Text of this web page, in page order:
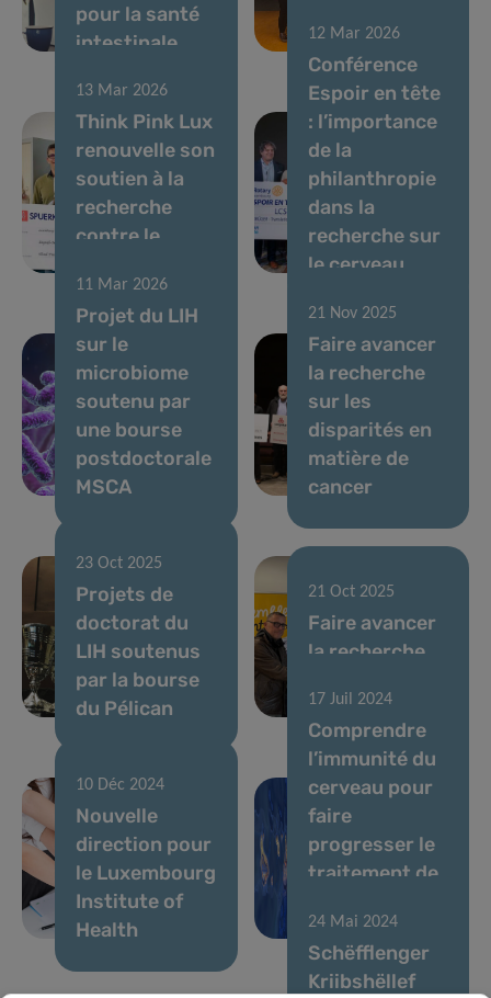
pour la santé
intestinale
Group
13 Mar 2026
Think Pink Lux
renouvelle son
soutien à la
recherche
contre le
12 Mar 2026
Conférence
Espoir en tête
: l’importance
de la
philanthropie
dans la
recherche sur
le cerveau
11 Mar 2026
Projet du LIH
sur le
microbiome
soutenu par
une bourse
postdoctorale
MSCA
21 Nov 2025
Faire avancer
la recherche
sur les
disparités en
matière de
cancer
23 Oct 2025
Projets de
doctorat du
LIH soutenus
par la bourse
du Pélican
21 Oct 2025
Faire avancer
la recherche
pédiatrique
10 Déc 2024
Nouvelle
direction pour
le Luxembourg
Institute of
Health
17 Juil 2024
Comprendre
l’immunité du
cerveau pour
faire
progresser le
traitement de
Parkinson
24 Mai 2024
Schëfflenger
Kriibshëllef